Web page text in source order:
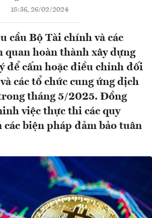
18:36, 26/02/2024
cầu Bộ Tài chính và các
quan hoàn thành xây dựng
để cấm hoặc điều chỉnh đối
các tổ chức cung ứng dịch
tháng 5/2025. Đồng
việc thực thi các quy
các biện pháp đảm bảo tuân